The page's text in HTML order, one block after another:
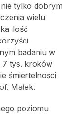
tylko dobrym
wielu
ilość
badaniu w
7 tys. kroków
śmiertelności
Małek.
poziomu